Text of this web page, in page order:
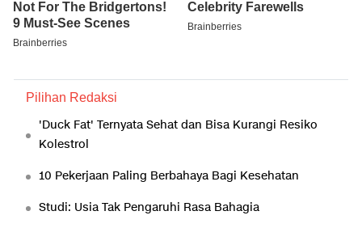
Pilihan Redaksi
'Duck Fat' Ternyata Sehat dan Bisa Kurangi Resiko
Kolestrol
10 Pekerjaan Paling Berbahaya Bagi Kesehatan
Studi: Usia Tak Pengaruhi Rasa Bahagia